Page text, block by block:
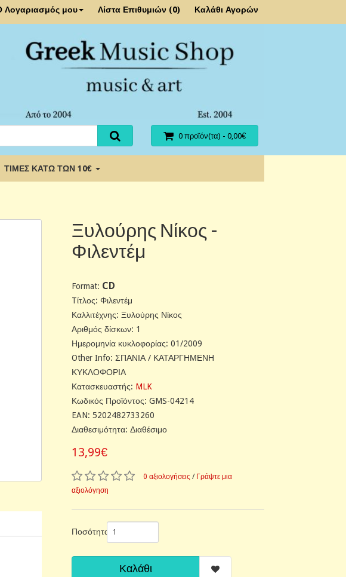
Λογαριασμός μου Λίστα Επιθυμιών (0) Καλάθι Αγορών
0 προϊόν(τα) - 0,00€
ΤΙΜΕΣ ΚΑΤΩ ΤΩΝ 10€
Ξυλούρης Νίκος -
Φιλεντέμ
Format: CD
Tίτλος: Φιλεντέμ
Καλλιτέχνης: Ξυλούρης Νίκος
Αριθμός δίσκων: 1
Ημερομηνία κυκλοφορίας: 01/2009
Other Info: ΣΠΑΝΙΑ / ΚΑΤΑΡΓΗΜΕΝΗ
ΚΥΚΛΟΦΟΡΙΑ
Κατασκευαστής: MLK
Κωδικός Προϊόντος: GMS-04214
EAN: 5202482733260
Διαθεσιμότητα: Διαθέσιμο
13,99€
0 αξιολογήσεις / Γράψτε μια
αξιολόγηση
Ποσότητα
Καλάθι